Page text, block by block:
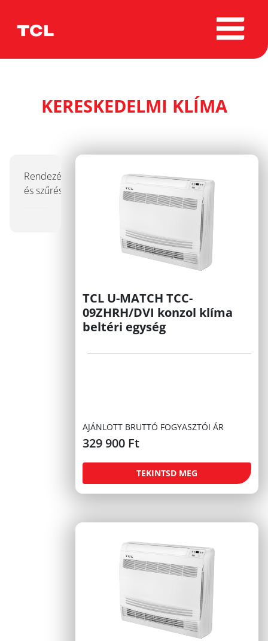
KERESKEDELMI KLÍMA
Rendezés
és szűrés
TCL U-MATCH TCC-
09ZHRH/DVI konzol klíma
beltéri egység
AJÁNLOTT BRUTTÓ FOGYASZTÓI ÁR
329 900 Ft
TEKINTSD MEG